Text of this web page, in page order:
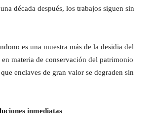
década después, los trabajos siguen sin
es una muestra más de la desidia del
materia de conservación del patrimonio
enclaves de gran valor se degraden sin
inmediatas